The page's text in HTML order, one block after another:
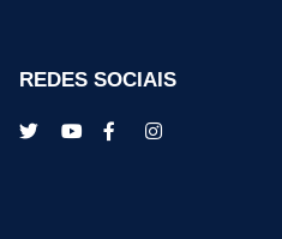
REDES SOCIAIS